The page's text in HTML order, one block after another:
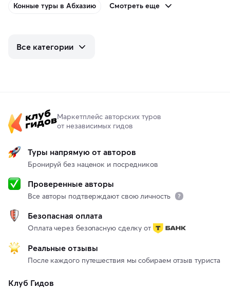
Конные туры в Абхазию Смотреть еще
Все категории
Маркетплейс авторских туров
от независимых гидов
Туры напрямую от авторов
Бронируй без наценок и посредников
Проверенные авторы
Все авторы подтверждают свою личность
Безопасная оплата
Оплата через безопасную сделку от
Реальные отзывы
После каждого путешествия мы собираем отзыв туриста
Клуб Гидов